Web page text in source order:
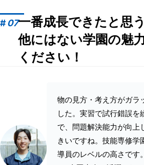
#07一番成長できたと思
他にはない学園の魅
ください！
物の見方・考え方がガラ
した。実習で試行錯誤を
で、問題解決能力が向上
きいですね。技能専修学
導員のレベルの高さです